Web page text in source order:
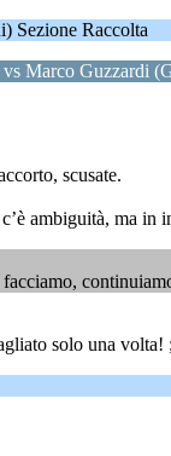
Sezione Raccolta
Marco Guzzardi
scusate.
ambiguità, ma in
solo una